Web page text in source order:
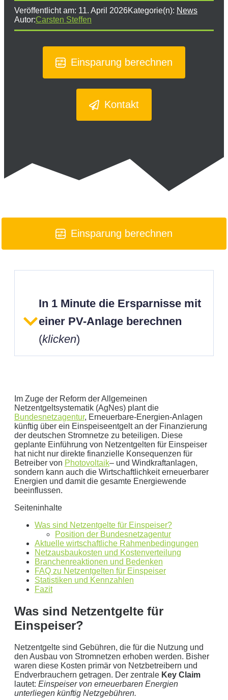
Veröffentlicht am: 11. April 2026Kategorie(n): News
Autor:Carsten Steffen
Einsparung berechnen
Kontakt
Einsparung berechnen
In 1 Minute die Ersparnisse mit
einer PV-Anlage berechnen
(klicken)
Geben Sie hier Ihren jährlichen Stromverbrauch an
kWh
Wir empfehlen: kWp Anlage sowie einenkWp
Speicher.
Aktuellen Strompreis anpassen
Hinweis:Dies ist eine Beispielrechnung
Dies ist eine beispielhafte Rechnung mit folgender
Annahme:
0kWh Verbrauch
aktuellen Strompreis von
Stromspeicher mit einer Kapazität von
ergibt ein Autarkiegrad von
Detailliertere Berechnungen liefert unser
Wirtschaftlichkeitsrechner.
die bis 5000 kWh optimiert ist.
Jetzt unverbindliches Angebot erhalten
Im Zuge der Reform der Allgemeinen
Netzentgeltsystematik (AgNes) plant die
Bundesnetzagentur, Erneuerbare-Energien-Anlagen
künftig über ein Einspeiseentgelt an der Finanzierung
der deutschen Stromnetze zu beteiligen. Diese
geplante Einführung von Netzentgelten für Einspeiser
hat nicht nur direkte finanzielle Konsequenzen für
Betreiber von Photovoltaik– und Windkraftanlagen,
sondern kann auch die Wirtschaftlichkeit erneuerbarer
Energien und damit die gesamte Energiewende
beeinflussen.
Seiteninhalte
Was sind Netzentgelte für Einspeiser?
Position der Bundesnetzagentur
Aktuelle wirtschaftliche Rahmenbedingungen
Netzausbaukosten und Kostenverteilung
Branchenreaktionen und Bedenken
FAQ zu Netzentgelten für Einspeiser
Statistiken und Kennzahlen
Fazit
Was sind Netzentgelte für
Einspeiser?
Netzentgelte sind Gebühren, die für die Nutzung und
den Ausbau von Stromnetzen erhoben werden. Bisher
waren diese Kosten primär von Netzbetreibern und
Endverbrauchern getragen. Der zentrale Key Claim
lautet: Einspeiser von erneuerbaren Energien
unterliegen künftig Netzgebühren.